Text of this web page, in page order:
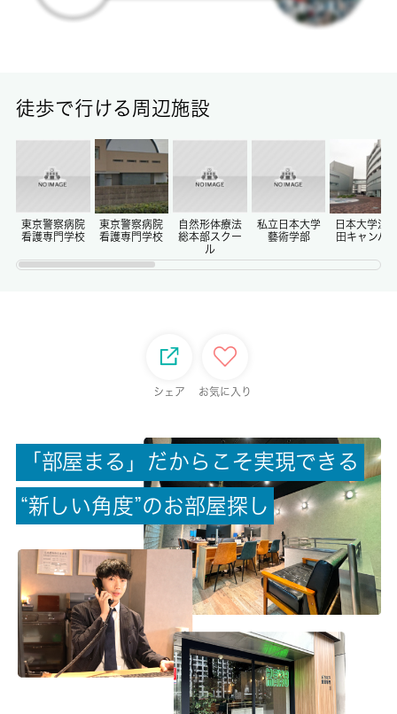
4階 / 4階建
1ヶ月/-
権利金/雑費
駐車場/料金
-/-
有/20000円
保険名/保険期間
-/2年
徒歩で行ける周辺施設
東京警察病院
看護専門学校
東京警察病院
看護専門学校
自然形体療法
総本部スクー
ル
私立日本大学
藝術学部
日本大学江
田キャンパ
シェア お気に入り
「 部屋 ま る 」 だ か ら こ そ実現で き る
“新 し い角 度”のお部屋探 し